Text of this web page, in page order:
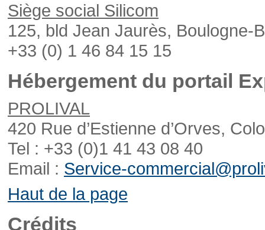
Siège social Silicom
125, bld Jean Jaurès, Boulogne-
+33 (0) 1 46 84 15 15
Hébergement du portail
PROLIVAL
420 Rue d’Estienne d’Orves,
Tel : +33 (0)1 41 43 08 40
Email : Service-
Haut de la page
Crédits